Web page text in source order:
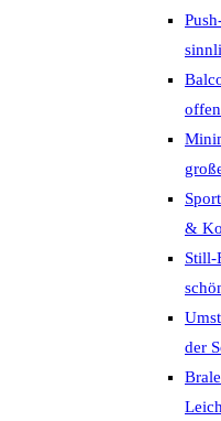
&
Still-
der